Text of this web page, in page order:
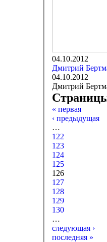
04.10.2012
Дмитрий
04.10.2012
Дмитрий
« первая
‹ предыдущая
…
122
123
124
125
126
127
128
129
130
…
следующая ›
последняя »